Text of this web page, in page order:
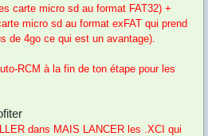
carte micro sd au format FAT32) +
micro sd au format exFAT qui prend
de 4go ce qui est un avantage).
RCM à la fin de ton étape pour les
dans MAIS LANCER les .XCI qui